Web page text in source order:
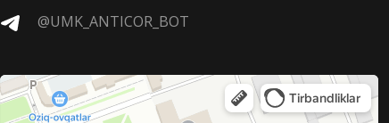
@UMK_ANTICOR_BOT